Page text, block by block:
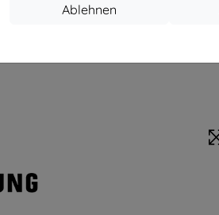
Ablehnen